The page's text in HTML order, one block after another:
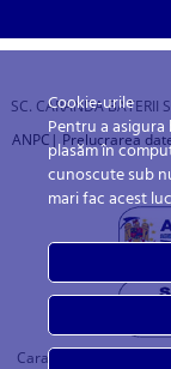
SC. CARANDA BATERII
ANPC | Prelucrarea
Caranda.ro este un
Cookie-urile
Pentru a
plasăm în
cunoscute sub
mari fac acest